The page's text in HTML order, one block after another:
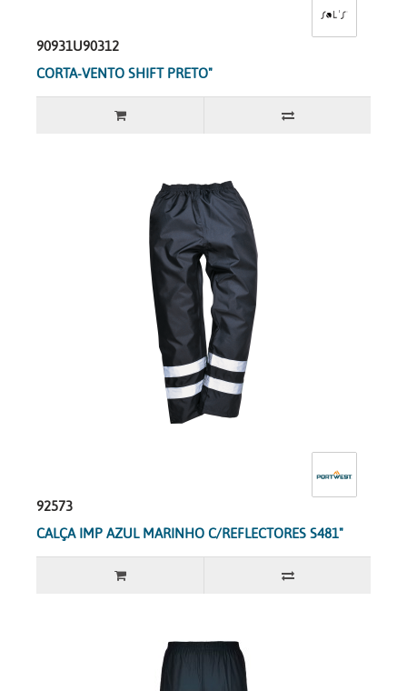
90931U90312
CORTA-VENTO SHIFT PRETO"
92573
CALÇA IMP AZUL MARINHO C/REFLECTORES S481"